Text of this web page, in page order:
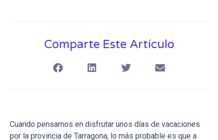
Comparte Este Artículo
Cuando pensamos en disfrutar unos días de vacaciones
por la provincia de Tarragona, lo más probable es que a